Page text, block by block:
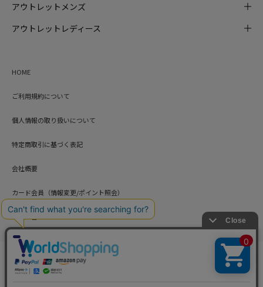
アウトレットメンズ
アウトレットレディース
HOME
ご利用規約について
個人情報の取り扱いについて
特定商取引に基づく表記
会社概要
カード会員（情報変更/ポイント照会）